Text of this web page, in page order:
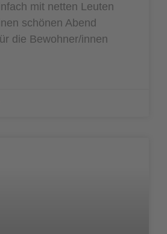
mit netten Leuten
schönen Abend
die Bewohner/innen